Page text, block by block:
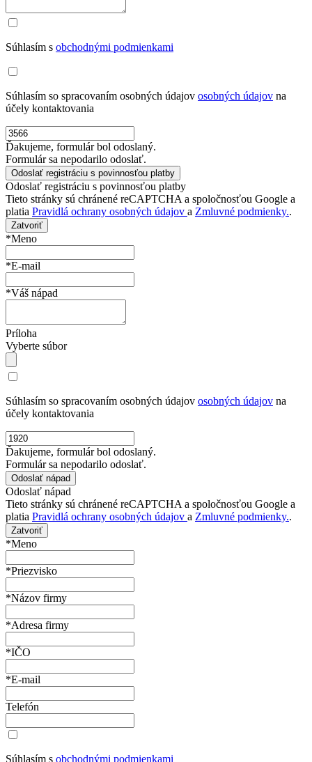
Súhlasím s obchodnými podmienkami
Súhlasím so spracovaním osobných údajov osobných údajov na
účely kontaktovania
Ďakujeme, formulár bol odoslaný.
Formulár sa nepodarilo odoslať.
Odoslať registráciu s povinnosťou platby
Tieto stránky sú chránené reCAPTCHA a spoločnosťou Google a
platia Pravidlá ochrany osobných údajov a Zmluvné podmienky..
Zatvoriť
*Meno
*E-mail
*Váš nápad
Príloha
Vyberte súbor
Súhlasím so spracovaním osobných údajov osobných údajov na
účely kontaktovania
Ďakujeme, formulár bol odoslaný.
Formulár sa nepodarilo odoslať.
Odoslať nápad
Tieto stránky sú chránené reCAPTCHA a spoločnosťou Google a
platia Pravidlá ochrany osobných údajov a Zmluvné podmienky..
Zatvoriť
*Meno
*Priezvisko
*Názov firmy
*Adresa firmy
*IČO
*E-mail
Telefón
Súhlasím s obchodnými podmienkami